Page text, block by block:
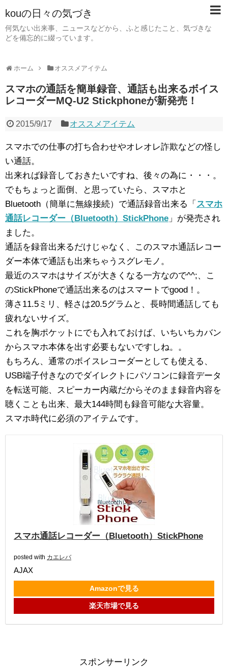
kouの日々の気づき
何気ない出来事、ニュースなどから、ふと感じたこと、気づきな
どを備忘的に綴っています。
ホーム オススメアイテム
スマホの通話を簡単録音、通話も出来るボイス
レコーダーMQ-U2 Stickphoneが新発売！
2015/9/17 オススメアイテム
スマホでの仕事の打ち合わせやオレオレ詐欺などの怪し
い通話。
出来れば録音しておきたいですね、後々の為に・・・。
でもちょっと面倒、と思っていたら、スマホと
Bluetooth（簡単に無線接続）で通話録音出来る「 スマホ
通話レコーダー（Bluetooth）StickPhone 」が発売され
ました。
通話を録音出来るだけじゃなく、このスマホ通話レコー
ダー本体で通話も出来ちゃうスグレモノ。
最近のスマホはサイズが大きくなる一方なので^^;、こ
のStickPhoneで通話出来るのはスマートでgood！。
薄さ11.5ミリ、軽さは20.5グラムと、長時間通話しても
疲れないサイズ。
これを胸ポケットにでも入れておけば、いちいちカバン
からスマホ本体を出す必要もないですしね。。
もちろん、通常のボイスレコーダーとしても使える、
USB端子付きなのでダイレクトにパソコンに録音データ
を転送可能、スピーカー内蔵だからそのまま録音内容を
聴くことも出来、最大144時間も録音可能な大容量。
スマホ時代に必須のアイテムです。
スマホ通話レコーダー（Bluetooth）StickPhone
posted with カエレバ
AJAX
Amazonで見る
楽天市場で見る
スポンサーリンク